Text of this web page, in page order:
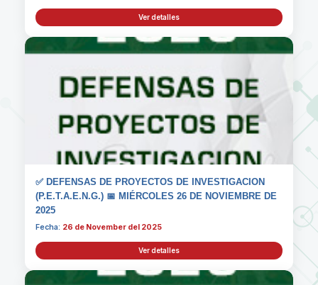
Ver detalles
✅ DEFENSAS DE PROYECTOS DE INVESTIGACION
(P.E.T.A.E.N.G.) 📅 MIÉRCOLES 26 DE NOVIEMBRE DE
2025
Fecha: 26 de November del 2025
Ver detalles